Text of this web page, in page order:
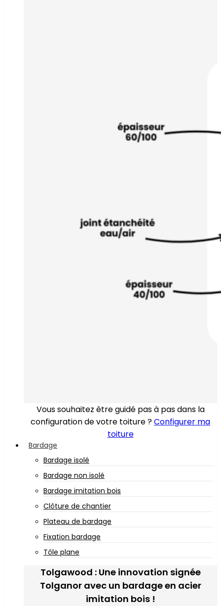
Vous souhaitez être guidé pas à pas dans la
configuration de votre toiture ?Configurer ma
toiture
Bardage
Bardage isolé
Bardage non isolé
Bardage imitation bois
Clôture de chantier
Plateau de bardage
Fixation bardage
Tôle plane
Tolgawood : Une innovation signée
Tolganor avec un bardage en acier
imitation bois !